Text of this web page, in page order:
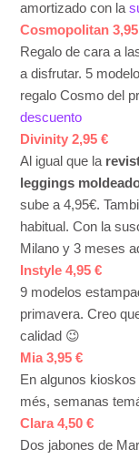
amortizado con la
Cosmopolitan
Regalo de cara a
a disfrutar. 5
regalo Cosmo del
descuento
Divinity 2,95 €
Al igual que la
leggings
sube a 4,95€.
habitual. Con la
Milano y 3 meses
Instyle 4,95 €
9 modelos
primavera. Creo
calidad 😉
Mia 3,95 €
En algunos
més, semanas
Clara 4,50 €
Dos jabones de